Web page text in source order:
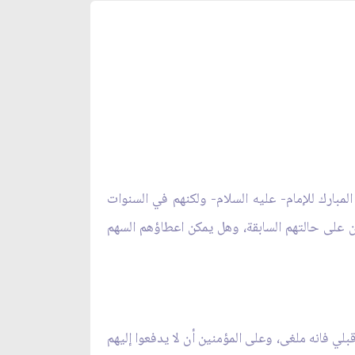
للإمام- عليه السلام- ولكنهم في السنوات
حالتهم السابقة، وهل يمكن اعطاؤهم السهم
فانه ملغى، وعلى المؤمنين أن لا يدفعوا إليهم